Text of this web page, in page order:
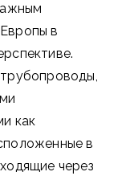
в
как
в
через